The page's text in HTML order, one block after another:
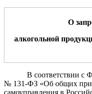
О
алкогольной
В соответствии с
№ 131-ФЗ «Об общих
самоуправления в